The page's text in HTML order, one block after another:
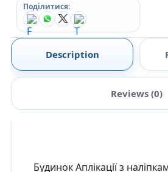
Поділитися:
Description
Reviews (0)
Будинок Аплікації з